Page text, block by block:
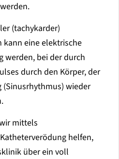
(tachykarder)
eine elektrische
werden, bei der durch
durch den Körper, der
wieder
mittels
helfen,
über ein voll